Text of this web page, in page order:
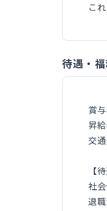
こ
待遇・
賞
昇
交
【
社
退